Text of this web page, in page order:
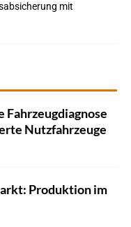
mit
Fahrzeugdiagnose
Nutzfahrzeuge
Produktion im